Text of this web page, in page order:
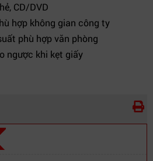
CD/DVD
hợp không gian công ty
phù hợp văn phòng
ngược khi kẹt giấy